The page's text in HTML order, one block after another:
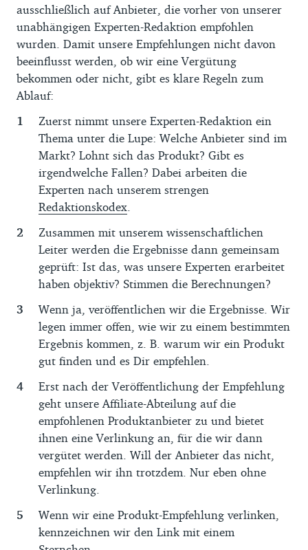
ausschließlich auf Anbieter, die vorher von unserer
unabhängigen Experten-Redaktion empfohlen
wurden. Damit unsere Empfehlungen nicht davon
beeinflusst werden, ob wir eine Vergütung
bekommen oder nicht, gibt es klare Regeln zum
Ablauf:
Zuerst nimmt unsere Experten-Redaktion ein
Thema unter die Lupe: Welche Anbieter sind im
Markt? Lohnt sich das Produkt? Gibt es
irgendwelche Fallen? Dabei arbeiten die
Experten nach unserem strengen
Redaktionskodex
Zusammen mit unserem wissenschaftlichen
Leiter werden die Ergebnisse dann gemeinsam
geprüft: Ist das, was unsere Experten erarbeitet
haben objektiv? Stimmen die Berechnungen?
Wenn ja, veröffentlichen wir die Ergebnisse. Wir
legen immer offen, wie wir zu einem bestimmten
Ergebnis kommen, z. B. warum wir ein Produkt
gut finden und es Dir empfehlen.
Erst nach der Veröffentlichung der Empfehlung
geht unsere Affiliate-Abteilung auf die
empfohlenen Produktanbieter zu und bietet
ihnen eine Verlinkung an, für die wir dann
vergütet werden. Will der Anbieter das nicht,
empfehlen wir ihn trotzdem. Nur eben ohne
Verlinkung.
Wenn wir eine Produkt-Empfehlung verlinken,
kennzeichnen wir den Link mit einem